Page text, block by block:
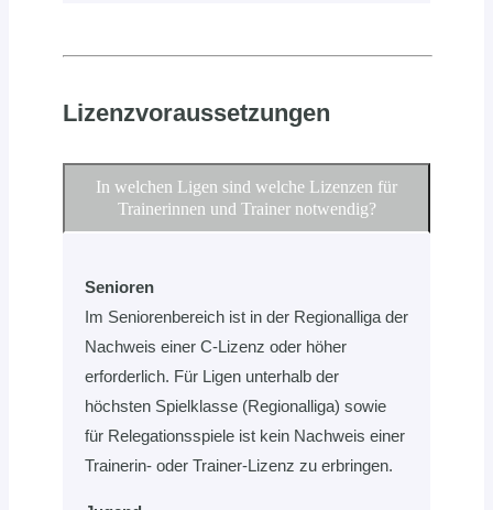
Lizenzvoraussetzungen
In welchen Ligen sind welche Lizenzen für
Trainerinnen und Trainer notwendig?
Senioren
Im Seniorenbereich ist in der Regionalliga der
Nachweis einer C-Lizenz oder höher
erforderlich. Für Ligen unterhalb der
höchsten Spielklasse (Regionalliga) sowie
für Relegationsspiele ist kein Nachweis einer
Trainerin- oder Trainer-Lizenz zu erbringen.